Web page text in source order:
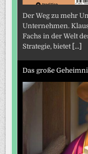
Der Weg zu mehr
Unternehmen.
Fachs in der Welt
Strategie, bietet [...]
Das große